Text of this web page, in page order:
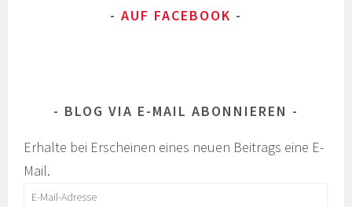
AUF FACEBOOK
BLOG VIA E-MAIL ABONNIEREN
Erhalte bei Erscheinen eines neuen Beitrags eine E-
Mail.
E-